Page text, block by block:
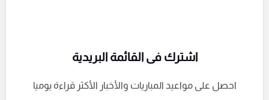
اشترك فى القائمة البريدية
احصل على مواعيد المباريات والأخبار الأكثر قراءة يوميا